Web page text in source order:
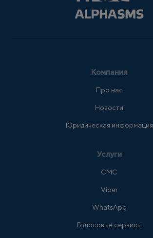
Компания
Про нас
Новости
Юридическая информация
Услуги
СМС
Viber
WhatsApp
Голосовые сервисы